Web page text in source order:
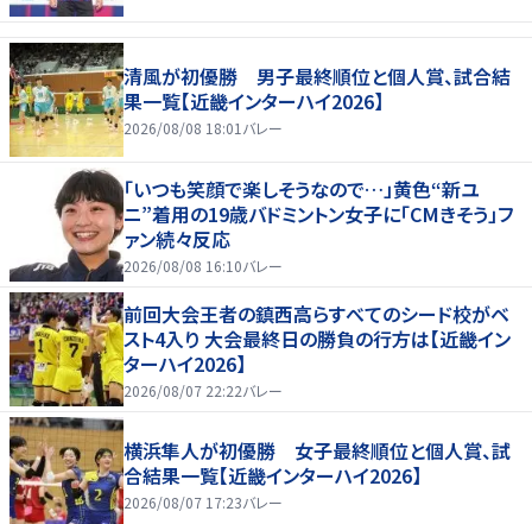
清風が初優勝 男子最終順位と個人賞、試合結
果一覧【近畿インターハイ2026】
2026/08/08 18:01 バレー
「いつも笑顔で楽しそうなので…」黄色“新ユ
ニ”着用の19歳バドミントン女子に「CMきそう」フ
ァン続々反応
2026/08/08 16:10バレー
前回大会王者の鎮西高らすべてのシード校がベ
スト4入り 大会最終日の勝負の行方は【近畿イン
ターハイ2026】
2026/08/07 22:22バレー
横浜隼人が初優勝 女子最終順位と個人賞、試
合結果一覧【近畿インターハイ2026】
2026/08/07 17:23バレー